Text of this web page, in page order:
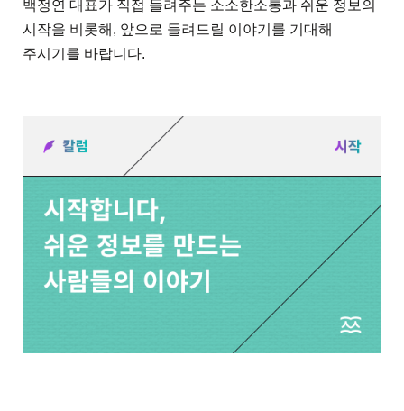
백정연 대표가 직접 들려주는 소소한소통과 쉬운 정보의
시작을 비롯해, 앞으로 들려드릴 이야기를 기대해
주시기를 바랍니다.